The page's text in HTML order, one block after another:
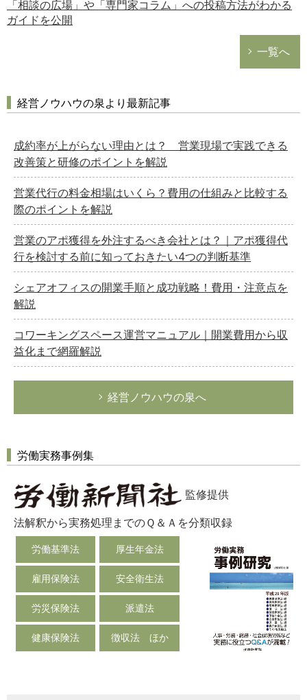
「相談の広場」や「専門家コラム」への投稿方法がわかる
ガイドを公開
一覧へ
経営ノウハウの泉より最新記事
成約率が上がらない理由とは？ 営業現場で実践できる
改善策と研修のポイントを解説
営業代行の料金相場はいくら？費用の仕組みと比較する
際のポイントを解説
営業のアポ獲得を外注するべき会社とは？｜アポ獲得代
行を検討する前に知っておきたい4つの判断基準
シェアオフィスの開業手順と成功戦略！費用・注意点を
解説
コワーキングスペース運営マニュアル｜開業費用から収
益化まで網羅解説
経営ノウハウの泉へ
労働実務事例集
監修提供
法解釈から実務処理までのＱ＆Ａを分類収録
労働基準法 厚生年金法
雇用保険法 安全衛生法
労災保険法 派遣法
健康保険法 徴収法 ほか